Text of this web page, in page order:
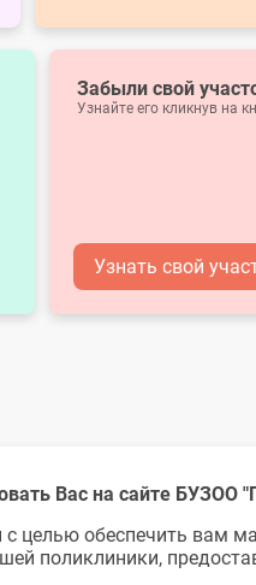
Забыли свой
Узнайте его кликнув на
Узнать свой
Вас на сайте БУЗОО
с целью обеспечить вам
поликлиники,